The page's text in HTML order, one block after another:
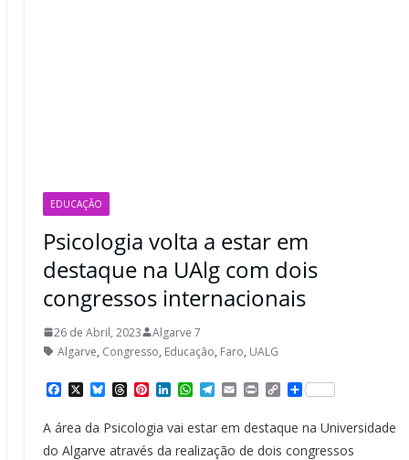
EDUCAÇÃO
Psicologia volta a estar em
destaque na UAlg com dois
congressos internacionais
26 de Abril, 2023
Algarve 7
Algarve, Congresso, Educação, Faro, UALG
F
a
e
b
X B
l
u
e
s
T
h
e
a
P
i
n
t
e
L
i
k
e
W
h
t
s
T
e
e
g
E
m
i
l
P
r
n
t
C
o
y
L
S
h
r
e
A área da Psicologia vai estar em destaque na Universidade
do Algarve através da realização de dois congressos